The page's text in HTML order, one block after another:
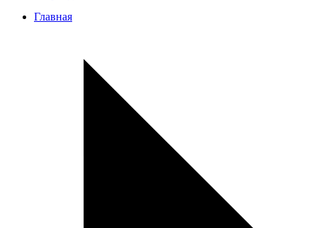
Главная